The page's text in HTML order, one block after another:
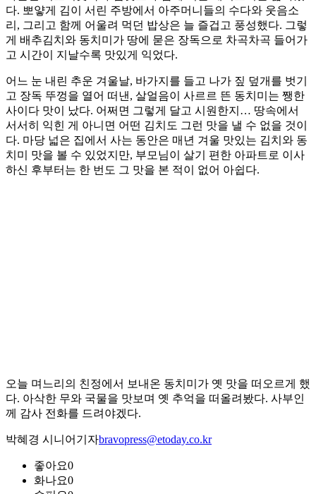
다. 뽀얗게 김이 서린 주방에서 아주머니들의 수다와 웃음소
리, 그리고 함께 어울려 먹던 밥상은 늘 즐겁고 풍성했다. 그렇
게 배추김치와 동치미가 땅에 묻은 장독으로 차곡차곡 들어가
고 시간이 지날수록 맛있게 익었다.
어느 눈 내린 추운 겨울날, 바가지를 들고 나가 짚 덮개를 벗기
고 장독 뚜껑을 열어 떠낸, 살얼음이 사르르 뜬 동치미는 쨍한
사이다 맛이 났다. 어쩌면 그렇게 달고 시원한지… 땅속에서
서서히 익힌 게 아니면 어떤 김치도 그런 맛을 낼 수 없을 것이
다. 마당 넓은 집에서 사는 동안은 매년 겨울 맛있는 김치와 동
치미 맛을 볼 수 있었지만, 부모님이 살기 편한 아파트로 이사
하신 후부터는 한 번도 그 맛을 본 적이 없어 아쉽다.
오늘 며느리의 친정에서 보내온 동치미가 옛 맛을 떠오르게 했
다. 아삭한 무와 국물을 맛보며 옛 추억을 떠올려봤다. 사부인
께 감사 전화를 드려야겠다.
박혜경 시니어기자bravopress@etoday.co.kr
좋아요0
화나요0